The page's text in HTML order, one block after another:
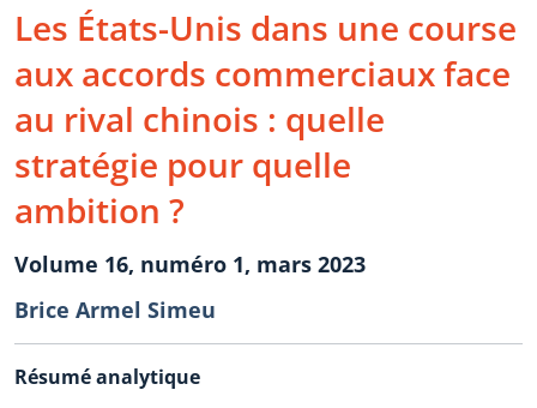
Les États-Unis dans une course
aux accords commerciaux face
au rival chinois : quelle
stratégie pour quelle
ambition ?
Volume 16, numéro 1, mars 2023
Brice Armel Simeu
Résumé analytique